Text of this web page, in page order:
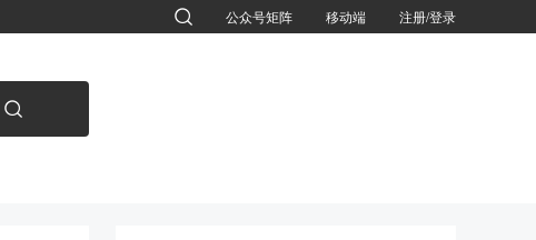
公众号矩阵 移动端
注册/登录